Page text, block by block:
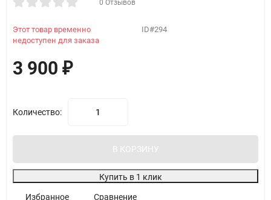
0 Отзывов
Этот товар временно
недоступен для заказа
ID#294
3 900 ₽
Количество:
В КОРЗИНУ
Купить в 1 клик
Избранное Сравнение